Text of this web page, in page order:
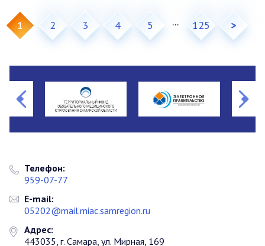
1 2 3 4 5 ... 125 >
Телефон:
959-07-77
E-mail:
05202@mail.miac.samregion.ru
Адрес:
443035, г. Самара, ул. Мирная, 169